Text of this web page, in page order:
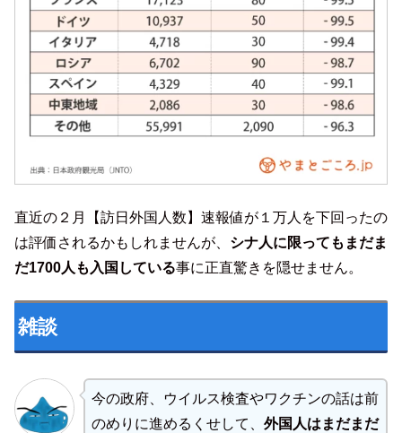
直近の２月【訪日外国人数】速報値が１万人を下回ったの
は評価されるかもしれませんが、 シナ人に限ってもまだま
だ1700人も入国している事に正直驚きを隠せません。
雑談
今の政府、ウイルス検査やワクチンの話は前
のめりに進めるくせして、 外国人はまだまだ